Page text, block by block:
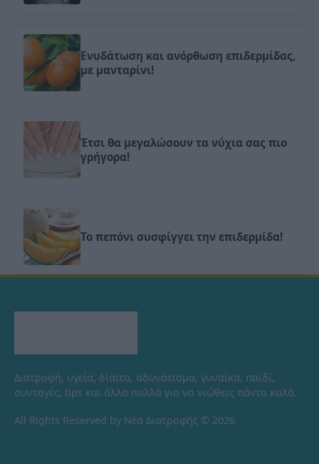
Ενυδάτωση και ανόρθωση επιδερμίδας,
με μανταρίνι!
Έτσι θα μεγαλώσουν τα νύχια σας πιο
γρήγορα!
Το πεπόνι συσφίγγει την επιδερμίδα!
Διατροφή, υγεία, δίαιτα, αδυνάτισμα, γυναίκα, παιδί,
συνταγές, tips και άλλα πολλά για να νιώθεις πάντα καλά.
All Rights Reserved by Νέα Διατροφής © 2026